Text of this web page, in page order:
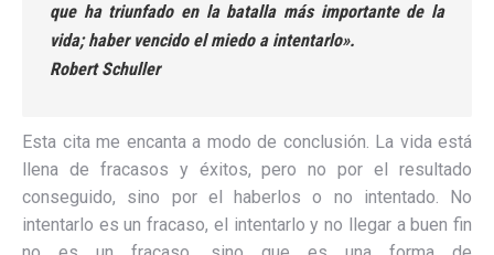
que ha triunfado en la batalla más importante de la
vida; haber vencido el miedo a intentarlo».
Robert Schuller
Esta cita me encanta a modo de conclusión. La vida está
llena de fracasos y éxitos, pero no por el resultado
conseguido, sino por el haberlos o no intentado. No
intentarlo es un fracaso, el intentarlo y no llegar a buen fin